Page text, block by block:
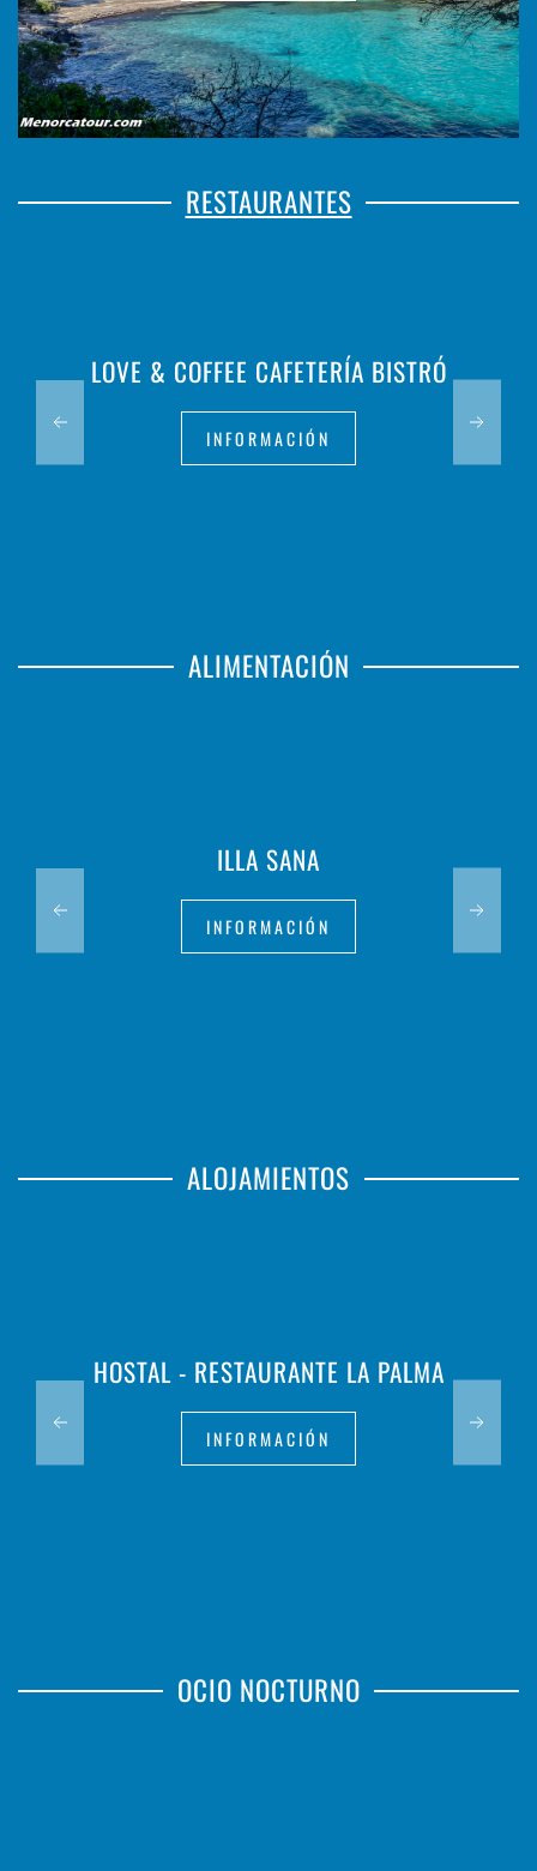
RESTAURANTES
LOVE & COFFEE CAFETERÍA BISTRÓ
INFORMACIÓN
ALIMENTACIÓN
ILLA SANA
INFORMACIÓN
ALOJAMIENTOS
HOSTAL - RESTAURANTE LA PALMA
INFORMACIÓN
OCIO NOCTURNO